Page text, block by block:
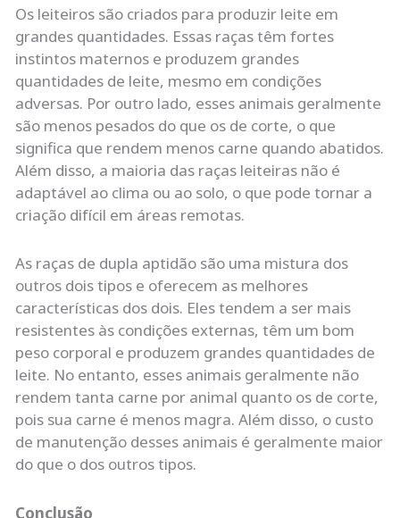
Os leiteiros são criados para produzir leite em
grandes quantidades. Essas raças têm fortes
instintos maternos e produzem grandes
quantidades de leite, mesmo em condições
adversas. Por outro lado, esses animais geralmente
são menos pesados ​​do que os de corte, o que
significa que rendem menos carne quando abatidos.
Além disso, a maioria das raças leiteiras não é
adaptável ao clima ou ao solo, o que pode tornar a
criação difícil em áreas remotas.
As raças de dupla aptidão são uma mistura dos
outros dois tipos e oferecem as melhores
características dos dois. Eles tendem a ser mais
resistentes às condições externas, têm um bom
peso corporal e produzem grandes quantidades de
leite. No entanto, esses animais geralmente não
rendem tanta carne por animal quanto os de corte,
pois sua carne é menos magra. Além disso, o custo
de manutenção desses animais é geralmente maior
do que o dos outros tipos.
Conclusão